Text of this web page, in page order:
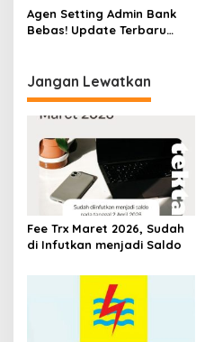
Agen Setting Admin Bank
Bebas! Update Terbaru
Jangan Lewatkan
Fee Trx Maret 2026, Sudah
di Infutkan menjadi Saldo